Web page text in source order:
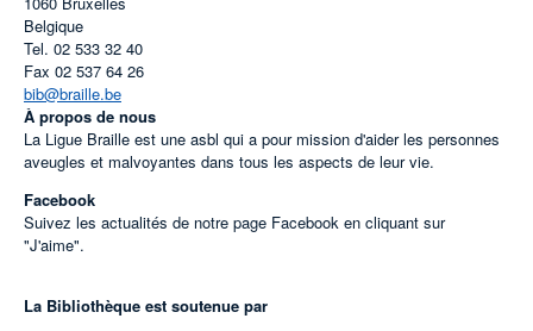
Belgique
Tel. 02 533 32 40
Fax 02 537 64 26
bib@braille.be
À propos de nous
La Ligue Braille est une asbl qui a pour mission d'aider les personnes
aveugles et malvoyantes dans tous les aspects de leur vie.
Facebook
Suivez les actualités de notre page Facebook en cliquant sur
"J'aime".
La Bibliothèque est soutenue par